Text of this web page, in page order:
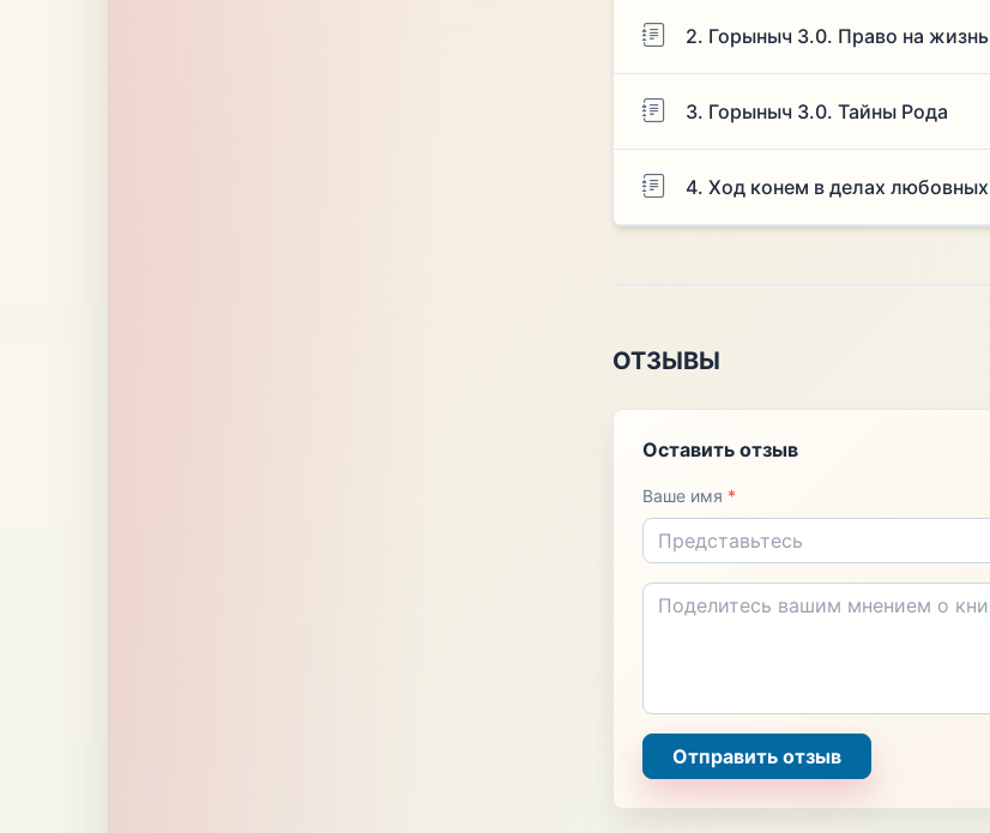
2. Горыныч 3.0. Право на жизнь
3. Горыныч 3.0. Тайны Рода
4. Ход конем в делах любовных
ОТЗЫВЫ
Оставить отзыв
Ваше имя *
Отправить отзыв